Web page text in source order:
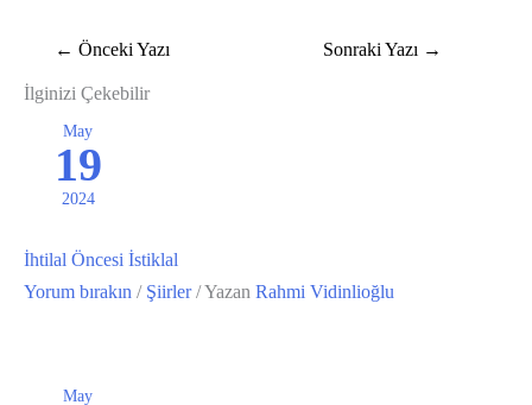
← Önceki Yazı Sonraki Yazı →
İlginizi Çekebilir
May
19
2024
İhtilal Öncesi İstiklal
Yorum bırakın / Şiirler/ Yazan Rahmi Vidinlioğlu
May